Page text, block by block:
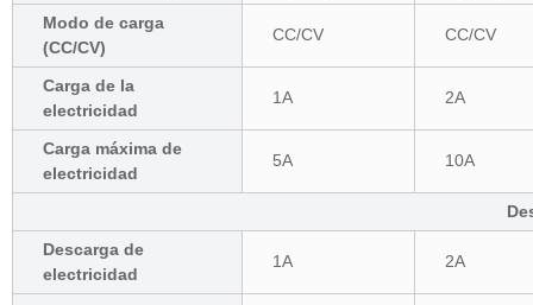
Modo de carga
(CC/CV)
CC/CV CC/CV
Carga de la
electricidad
1A 2A
Carga máxima de
electricidad
5A 10A
Descarga de
electricidad
1A 2A